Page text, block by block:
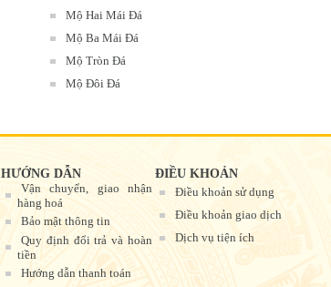
Mộ Hai Mái Đá
Mộ Ba Mái Đá
Mộ Tròn Đá
Mộ Đôi Đá
HƯỚNG DẪN
Vận chuyển, giao nhận
hàng hoá
Bảo mật thông tin
Quy định đổi trả và hoàn
tiền
Hướng dẫn thanh toán
ĐIỀU KHOẢN
Điều khoản sử dụng
Điều khoản giao dịch
Dịch vụ tiện ích